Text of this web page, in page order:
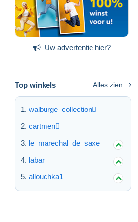
Uw advertentie hier?
Top winkels Alles zien
walburge_collection
cartmen
le_marechal_de_saxe
labar
allouchka1